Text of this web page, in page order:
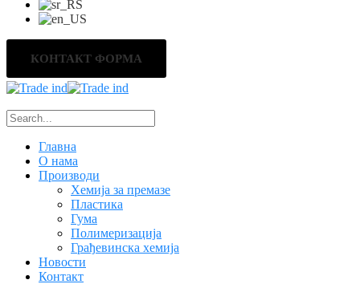
КОНТАКТ ФОРМА
Главна
О нама
Производи
Хемија за премазе
Пластика
Гума
Полимеризација
Грађевинска хемија
Новости
Контакт